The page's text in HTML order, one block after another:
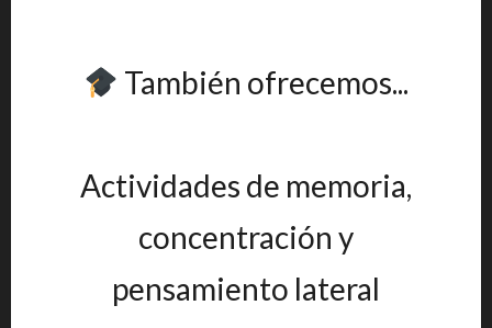
También ofrecemos...
Actividades de memoria,
concentración y
pensamiento lateral